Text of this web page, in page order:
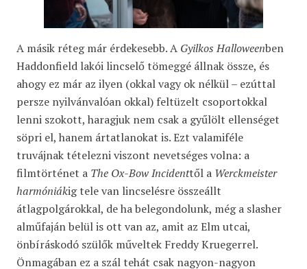
A másik réteg már érdekesebb. A Gyilkos Halloweenben
Haddonfield lakói lincselő tömeggé állnak össze, és
ahogy ez már az ilyen (okkal vagy ok nélkül – ezúttal
persze nyilvánvalóan okkal) feltüzelt csoportokkal
lenni szokott, haragjuk nem csak a gyűlölt ellenséget
söpri el, hanem ártatlanokat is. Ezt valamiféle
truvájnak tételezni viszont nevetséges volna: a
filmtörténet a The Ox-Bow Incidenttől a Werckmeister
harmóniákig tele van lincselésre összeállt
átlagpolgárokkal, de ha belegondolunk, még a slasher
alműfaján belül is ott van az, amit az Elm utcai,
önbíráskodó szülők műveltek Freddy Kruegerrel.
Önmagában ez a szál tehát csak nagyon-nagyon